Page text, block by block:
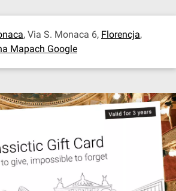
, Via S. Monaca 6, Florencja,
Mapach Google